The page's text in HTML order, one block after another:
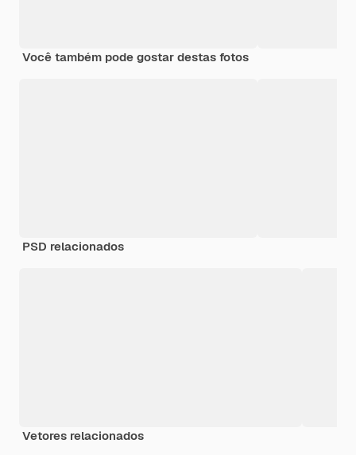
Você também pode gostar destas fotos
PSD relacionados
Vetores relacionados